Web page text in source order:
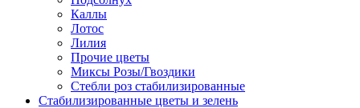
Каллы
Лотос
Лилия
Прочие цветы
Миксы Розы/Гвоздики
Стебли роз стабилизированные
Стабилизированные цветы и зелень